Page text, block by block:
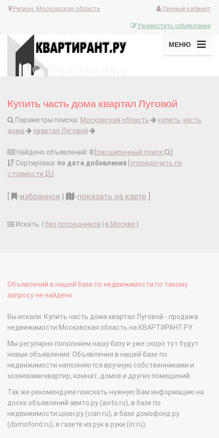
Регион: Московская область Личный кабинет
Разместить объявление
МЕНЮ
Купить часть дома квартал Луговой
Параметры поиска: Московская область
купить часть
дома
квартал Луговой
Найдено объявлений: 0 расширенный поиск
Сортировка: по дате добавления упорядочить по
стоимости
-избранное | -показать на карте
Искать: | без посредников в Москве
Объявлений в нашей базе по недвижимости по такому
запросу не найдено...
Вы искали: Купить часть дома квартал Луговой - продажа
недвижимости Московская область на КВАРТИРАНТ.РУ
Мы регулярно пополняем нашу базу и уже скоро тут будут
новые объявления. Объявления в нашей базе по
недвижимости наполняются вручную собственниками и
хозяевами квартир, комнат, домов и других помещений.
Так же рекомендуем поискать нужную Вам информацию на
доске объявлений авито.ру (avito.ru), в базе по
недвижимости циан.ру (cian.ru), в базе домофонд.ру
(domofond.ru), в газете из рук в руки (irr.ru).